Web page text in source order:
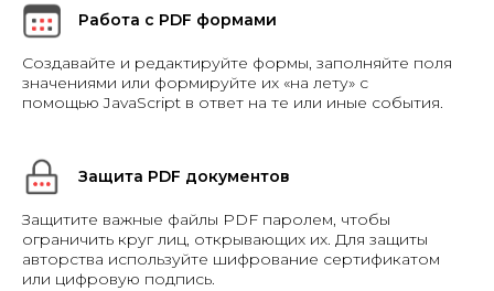
Работа с PDF формами
Создавайте и редактируйте формы, заполняйте поля
значениями или формируйте их «на лету» с
помощью JavaScript в ответ на те или иные события.
Защита PDF документов
Защитите важные файлы PDF паролем, чтобы
ограничить круг лиц, открывающих их. Для защиты
авторства используйте шифрование сертификатом
или цифровую подпись.